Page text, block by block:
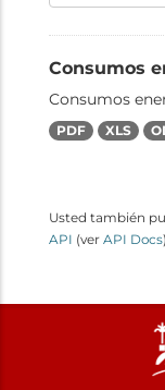
Consumos
Consumos
PDF XLS
Usted también
API (ver API Docs